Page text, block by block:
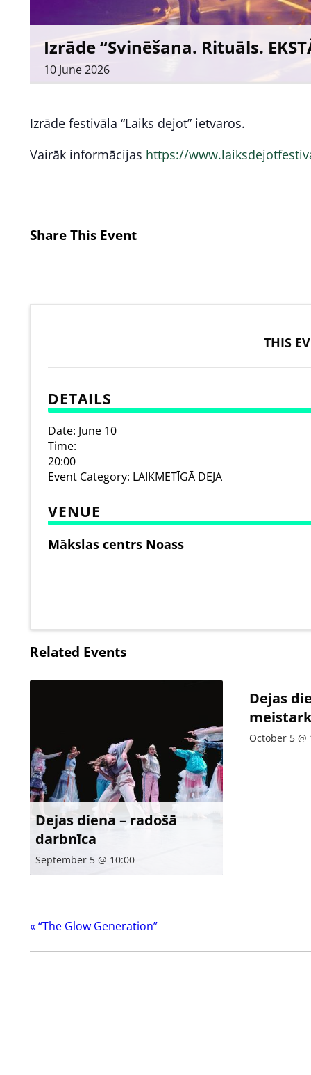
Izrāde “Svinēšana. Rituāls.
10 June2026
Izrāde festivāla “Laiks dejot” ietvaros.
Vairāk informācijas https://
Share This Event
THIS
DETAILS
Date: June 10
Time:
20:00
Event Category: LAIKMETĪGĀ DEJA
VENUE
Mākslas centrs Noass
Related Events
Dejas diena – radošā
darbnīca
September 5 @ 10:00
Dejas
October 5 @
«“The Glow Generation”